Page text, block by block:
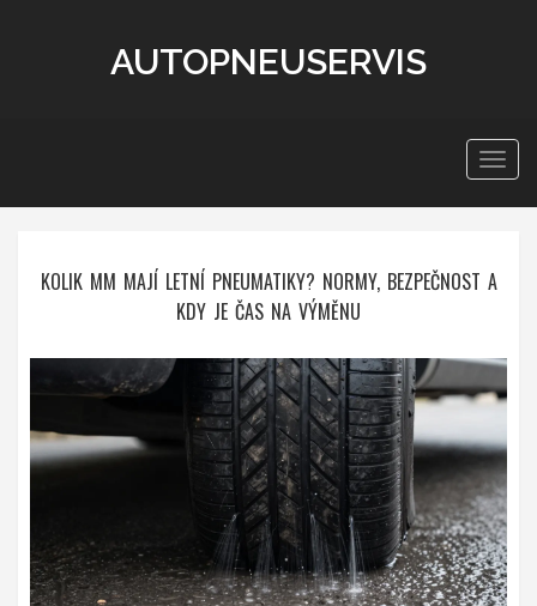
AUTOPNEUSERVIS
KOLIK MM MAJÍ LETNÍ PNEUMATIKY? NORMY, BEZPEČNOST A
KDY JE ČAS NA VÝMĚNU